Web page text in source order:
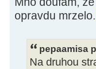
opravdu mrzelo.
pepaamisa
Na druhou